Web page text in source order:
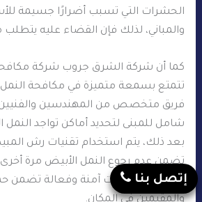
الحشرات التي تسبب أضرارًا جسيمة
والمباني، لذلك فإن القضاء عليه يتطلب
كما أن شركة الشرق جروب شركة مكافحة
تتمتع بسمعة متميزة في مكافحة
فريق متخصص من المهندسين
شامل للمبنى لتحديد أماكن تواجد
بعد ذلك، يتم استخدام تقنيات رش
تضمن عدم رجوع النمل الأبيض مرة
باستخدام مبيدات آمنة وفعالة تضمن
والمقيمين في المكان.
إتصل بنا